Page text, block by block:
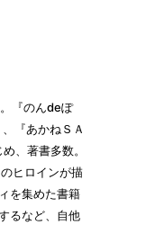
『のんdeぽ
『あかねＳＡ
、著書多数。
ヒロインが描
を集めた書籍
るなど、自他